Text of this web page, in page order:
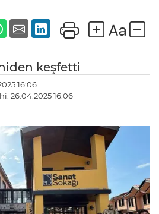
keşfetti
16:06
26.04.2025 16:06